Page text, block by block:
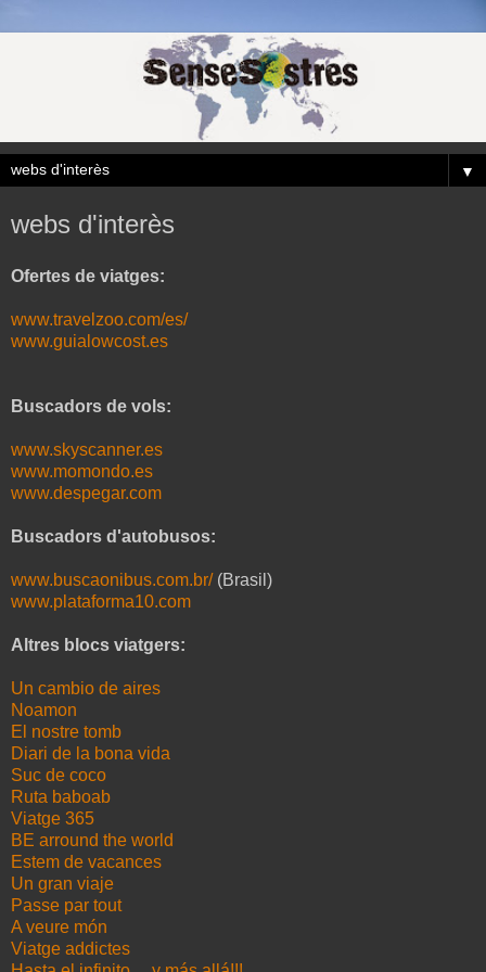
▼
webs d'interès
Ofertes de viatges:
www.travelzoo.com/es/
www.guialowcost.es
Buscadors de vols:
www.skyscanner.es
www.momondo.es
www.despegar.com
Buscadors d'autobusos:
www.buscaonibus.com.br/(Brasil)
www.plataforma10.com
Altres blocs viatgers:
Un cambio de aires
Noamon
El nostre tomb
Diari de la bona vida
Suc de coco
Ruta baboab
Viatge 365
BE arround the world
Estem de vacances
Un gran viaje
Passe par tout
A veure món
Viatge addictes